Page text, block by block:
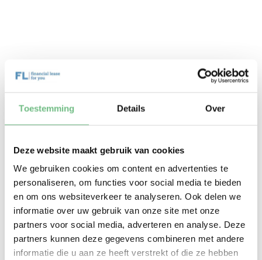
Toestemming Details Over
Deze website maakt gebruik van cookies
We gebruiken cookies om content en advertenties te
personaliseren, om functies voor social media te bieden
en om ons websiteverkeer te analyseren. Ook delen we
informatie over uw gebruik van onze site met onze
partners voor social media, adverteren en analyse. Deze
partners kunnen deze gegevens combineren met andere
informatie die u aan ze heeft verstrekt of die ze hebben
Nóg sneller op weg? Kies een
Extravlotte afwikkelingna goedkeuring
Zelfdevrijblijvende aanvraag en
beoordeling
Ontdek de voordelen